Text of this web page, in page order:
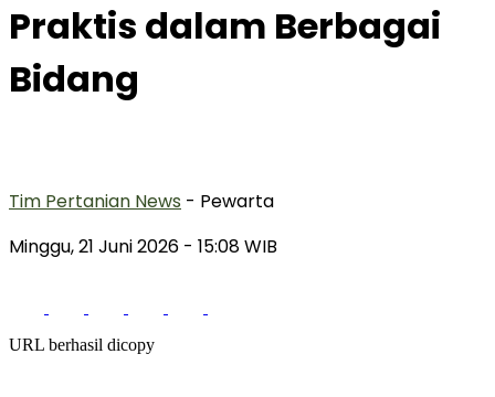
Praktis dalam Berbagai
Bidang
Tim Pertanian News - Pewarta
Minggu, 21 Juni 2026 - 15:08 WIB
URL berhasil dicopy